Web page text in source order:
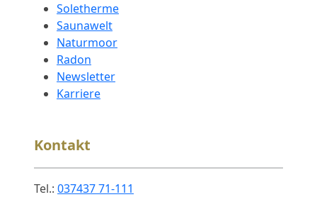
Soletherme
Saunawelt
Naturmoor
Radon
Newsletter
Karriere
Kontakt
Tel.: 037437 71-111